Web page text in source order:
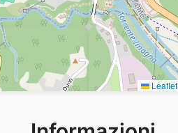
Leaflet